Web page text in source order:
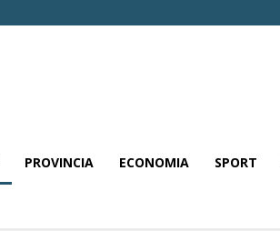
PROVINCIA ECONOMIA SPORT